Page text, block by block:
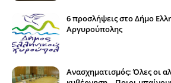
6 προσλήψεις στο Δήμο
Αργυρούπολης
Ανασχηματισμός: Όλες οι